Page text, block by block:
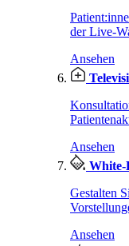
der Live-
Ansehen
Ansehen
White-
Gestalten
Ansehen